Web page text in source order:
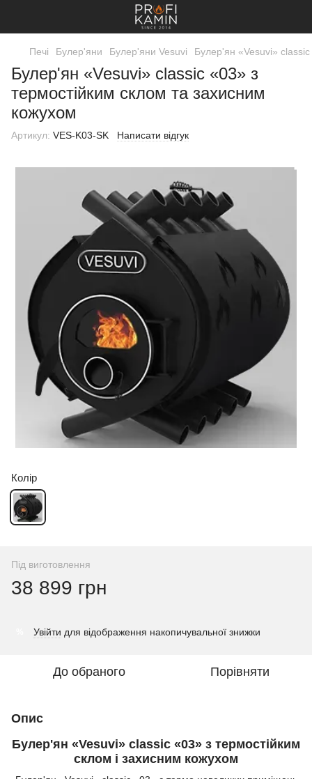
Печі Булер'яни Булер'яни Vesuvi Булер'ян «Vesuvi»
Булер'ян «Vesuvi» classic «03» з
термостійким склом та захисним
кожухом
Артикул: VES-K03-SK Написати відгук
Колір
Під виготовлення
38 899 грн
Увійти для відображення накопичувальної знижки
До обраного Порівняти
Опис
Булер'ян «Vesuvi» classic «03» з термостійким
склом і захисним кожухом